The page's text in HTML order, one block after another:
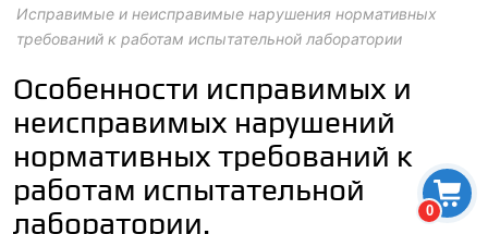
0
Исправимые и неисправимые нарушения нормативных
требований к работам испытательной лаборатории
Особенности исправимых и
неисправимых нарушений
нормативных требований к
работам испытательной
лаборатории.